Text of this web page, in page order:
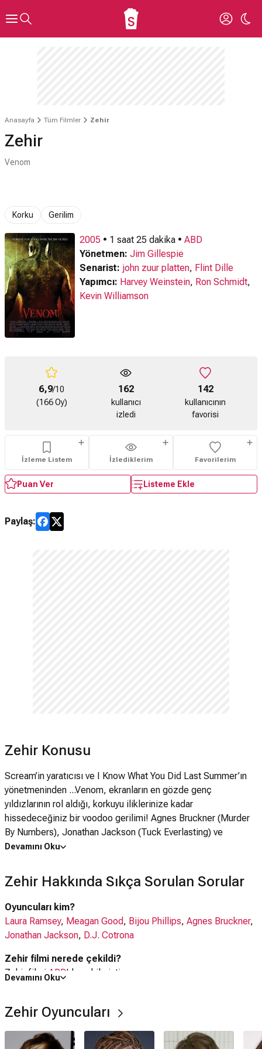
Anasayfa Tüm Filmler Zehir
Zehir
Venom
Korku Gerilim
2005 • 1 saat 25 dakika • ABD
Yönetmen: Jim Gillespie
Senarist: john zuur platten, Flint Dille
Yapımcı: Harvey Weinstein, Ron Schmidt,
Kevin Williamson
6,9/10
(166 Oy)
162
kullanıcı
izledi
142
kullanıcının
favorisi
İzleme Listem İzlediklerim Favorilerim
Puan Ver Listeme Ekle
Paylaş:
Zehir Konusu
Scream’in yaratıcısı ve I Know What You Did Last Summer’ın
yönetmeninden ...Venom, ekranların en gözde genç
yıldızlarının rol aldığı, korkuyu iliklerinize kadar
hissedeceğiniz bir voodoo gerilimi! Agnes Bruckner (Murder
By Numbers), Jonathan Jackson (Tuck Everlasting) ve
Meagan Goog (Roll Bounce), arkadaşlarının gizemli ölümünün
gençtir. Yaptıkları araştırma onları kimsenin hayal bile
edemeyeceği şeytani bir güçle karşılaştırır! Şimdi hayatları
için savaşmak zorundadırlar. Yine yıldız isimler Bijou Phillips
(Almost Famous) ve Method Man (Garden State) ile Venom
unutamayacağınız bir gerilim!
Devamını Oku
Zehir Hakkında Sıkça Sorulan Sorular
Oyuncuları kim?
Laura Ramsey, Meagan Good, Bijou Phillips, Agnes Bruckner,
Jonathan Jackson, D.J. Cotrona
Zehir filmi nerede çekildi?
Zehir filmiABD'da çekilmiştir.
1 saat 25 dakika
IMDb puanı kaç?
Devamını Oku
Zehir Oyuncuları